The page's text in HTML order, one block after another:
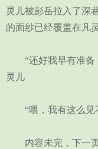
灵儿被彭岳拉入了深
的面纱已经覆盖在凡
“还好我早有准备
灵儿
“喂，我有这么见
内容未完，下一